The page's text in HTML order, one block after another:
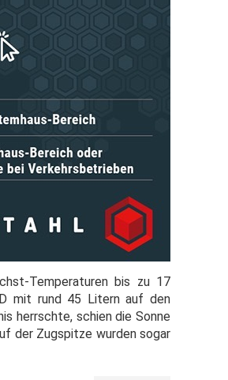
Temperaturen bis zu 17
mit rund 45 Litern auf den
herrschte, schien die Sonne
der Zugspitze wurden sogar